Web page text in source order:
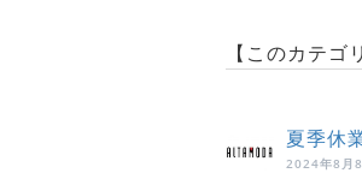
【このカテゴ
夏季休
2024年8月